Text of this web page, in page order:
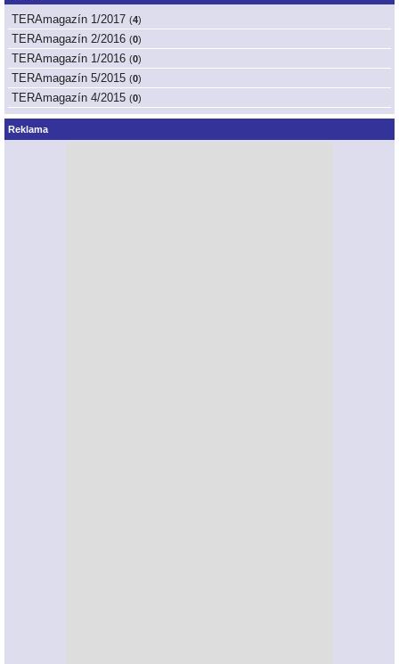
TERAmagazín 1/2017 (4)
TERAmagazín 2/2016 (0)
TERAmagazín 1/2016 (0)
TERAmagazín 5/2015 (0)
TERAmagazín 4/2015 (0)
Reklama